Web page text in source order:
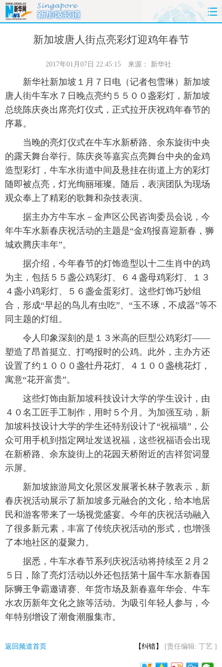
首页 时政 国际 财经
体育 人事
时尚 思客 地方 法治
港澳 台湾 华人 汽车
科技 能源 房产 公司
图片 视频 彩票 食品
旅游 健康 信息化 数据
金融 公益 军事 无人机
富媒体
新华电视中文 新华电视英文 返回PC
新加坡唐人街点亮彩灯迎鸡年春节
2017年01月07日 22:45:15 来源： 新华社
新华社新加坡１月７日电（记者包雪琳）新加坡
唐人街牛车水７日晚点亮约５５００盏彩灯，新加坡
总统陈庆炎出席亮灯仪式，正式拉开庆祝鸡年春节的
序幕。
当晚的亮灯仪式在牛车水新桥路、余东旋街中央
的露天舞台举行。陈庆炎等嘉宾点亮舞台中央的金鸡
造型彩灯，牛车水街道中间及悬挂在街道上方的彩灯
随即被点亮，灯光绚丽璀璨。随后，表演团队为现场
观众奉上了精彩的歌舞和杂技表演。
据主办方牛车水－金声区公民咨询委员会说，今
年牛车水新春庆祝活动的主题是“金鸡报喜迎新春，狮
城欢腾庆丰年”。
据介绍，今年春节的灯饰造型以十二生肖中的鸡
为主，包括５５盏公鸡彩灯、６４盏母鸡彩灯、１３
４盏小鸡彩灯、５６盏金蛋彩灯。这些灯饰巧妙组
合，形成“早起的鸟儿有虫吃”、“玉不琢，不成器”等不
同主题的灯组。
令人印象深刻的是１３米高的巨型公鸡彩灯——
塑造了昂首挺立、打鸣报时的公鸡。此外，主办方还
设置了约１０００盏牡丹花灯、４１００盏桃花灯，
寓意“花开富贵”。
这些灯饰由新加坡科技设计大学的学生设计，由
４０名工匠手工制作，用时５个月。为加强互动，新
加坡科技设计大学的学生还特别设计了“祝福墙”，公
众可用手机到指定网址发送祝福，这些祝福语会出现
在新桥路、余东旋街上的花园天桥附近的吉祥贺词显
示屏。
新加坡旅游局文化景区发展署长林子敦表示，新
春庆祝活动展示了新加坡多元融合的文化，给本地居
民和游客带来了一场视觉盛宴。今年的庆祝活动融入
了很多新元素，丰富了传统庆祝活动的形式，也增强
了本地社区的凝聚力。
据悉，牛车水春节系列庆祝活动将持续至２月２
５日，除了亮灯活动以外还包括第十届牛车水新春国
际狮王争霸邀请赛、年货市场及新春嘉年华会、牛车
水农历新年文化之旅等活动。为吸引年轻人参与，今
年特别增设了潮食潮服集市。
返回频道首页 【纠错】 [责任编辑: 丁艺 ]